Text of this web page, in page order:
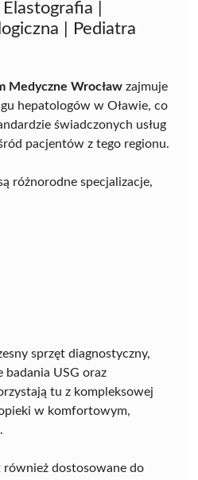
|
| Pediatra
Medyczne Wrocław zajmuje
hepatologów w Oławie, co
świadczonych usług
pacjentów z tego regionu.
różnorodne specjalizacje,
sprzęt diagnostyczny,
badania USG oraz
tu z kompleksowej
w komfortowym,
również dostosowane do